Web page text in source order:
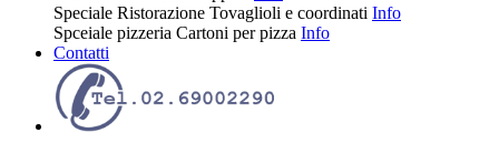
Speciale Ristorazione Tovaglioli e coordinati Info
Spceiale pizzeria Cartoni per pizza Info
Contatti